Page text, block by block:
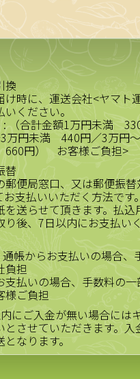
換
け時に、運送会社<ヤマト
ください。
: （合計金額1万円未満
万円未満 440円／3万円
円） お客様ご負担>
替
郵便局窓口、又は郵便振替
お支払いいただく方法です
を送らせて頂きます。払込
り後、7日以内にお支払い
帳からお支払いの場合、
負担
支払いの場合、手数料の一
様ご負担
にご入金が無い場合には
とさせていただきます。入
なります。